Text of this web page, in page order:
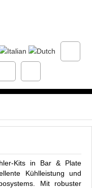
Kits in Bar & Plate
Kühlleistung und
Mit robuster